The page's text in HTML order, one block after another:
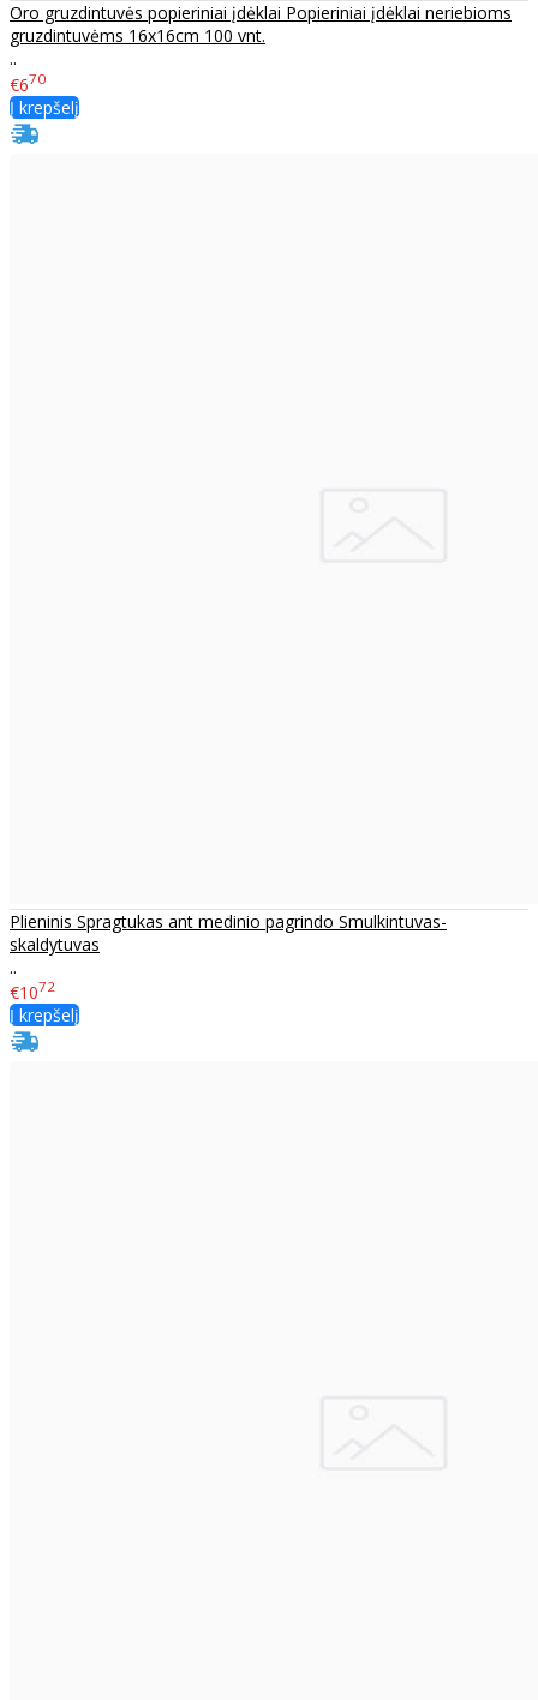
Oro gruzdintuvės popieriniai įdėklai Popieriniai įdėklai neriebioms
gruzdintuvėms 16x16cm 100 vnt.
..
€670
Į krepšelį
Plieninis Spragtukas ant medinio pagrindo Smulkintuvas-
skaldytuvas
..
€1072
Į krepšelį